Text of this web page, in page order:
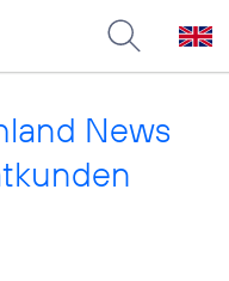
News